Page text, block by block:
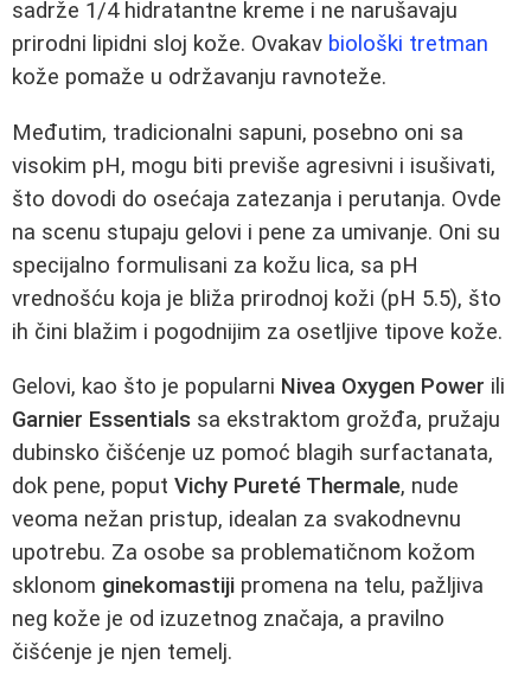
sadrže 1/4 hidratantne kreme i ne narušavaju
prirodni lipidni sloj kože. Ovakav biološki tretman
kože pomaže u održavanju ravnoteže.
Međutim, tradicionalni sapuni, posebno oni sa
visokim pH, mogu biti previše agresivni i isušivati,
što dovodi do osećaja zatezanja i perutanja. Ovde
na scenu stupaju gelovi i pene za umivanje. Oni su
specijalno formulisani za kožu lica, sa pH
vrednošću koja je bliža prirodnoj koži (pH 5.5), što
ih čini blažim i pogodnijim za osetljive tipove kože.
Gelovi, kao što je popularni Nivea Oxygen Power ili
Garnier Essentials sa ekstraktom grožđa, pružaju
dubinsko čišćenje uz pomoć blagih surfactanata,
dok pene, poput Vichy Pureté Thermale, nude
veoma nežan pristup, idealan za svakodnevnu
upotrebu. Za osobe sa problematičnom kožom
sklonom ginekomastiji promena na telu, pažljiva
neg kože je od izuzetnog značaja, a pravilno
čišćenje je njen temelj.